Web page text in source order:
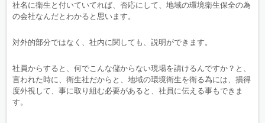
社名に衛生と付いていてれば、否応にして、地域の環境衛生保全の為
の会社なんだとわかると思います。
対外的部分ではなく、社内に関しても、説明ができます。
社員からすると、何でこんな儲からない現場を請けるんですか？と、
言われた時に、衛生社だからと、地域の環境衛生を衛る為には、損得
度外視して、事に取り組む必要があると、社員に伝える事もできま
す。